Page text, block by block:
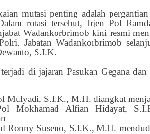
mutasi penting adalah
rotasi tersebut, Irjen Pol
Wadankorbrimob kini resmi
Jabatan Wadankorbrimob
S.I.K.
di jajaran Pasukan Gegana
Mulyadi, S.I.K., M.H. diangkat
Mokhamad Alfian Hidayat,
Ronny Suseno, S.I.K., M.H.